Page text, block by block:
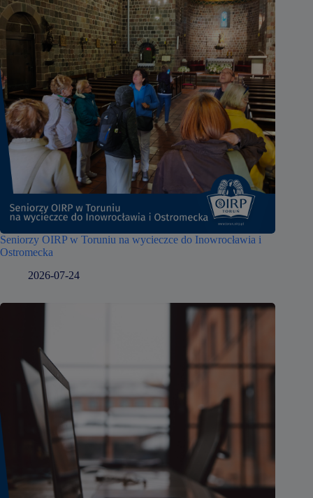
Seniorzy OIRP w Toruniu na wycieczce do Inowrocławia i
Ostromecka
2026-07-24